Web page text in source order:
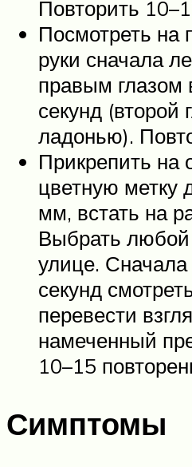
Повторить
Посмотреть на
руки сначала
правым глазом
секунд (второй
ладонью).
Прикрепить на
цветную метку
мм, встать на
Выбрать любой
улице. Сначала
секунд
перевести
намеченный
10–15
Симптомы